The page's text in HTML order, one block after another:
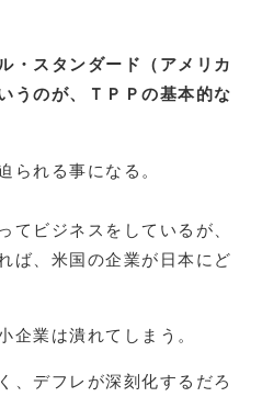
・スタンダード（アメリカ
うのが、ＴＰＰの基本的な
られる事になる。
てビジネスをしているが、
ば、米国の企業が日本にど
企業は潰れてしまう。
、デフレが深刻化するだろ